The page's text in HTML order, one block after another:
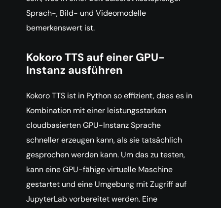
Sprach-, Bild- und Videomodelle
bemerkenswert ist.
Kokoro TTS auf einer GPU-
Instanz ausführen
Kokoro TTS ist in Python so effizient, dass es in
Kombination mit einer leistungsstarken
cloudbasierten GPU-Instanz Sprache
schneller erzeugen kann, als sie tatsächlich
gesprochen werden kann. Um das zu testen,
kann eine GPU-fähige virtuelle Maschine
gestartet und eine Umgebung mit Zugriff auf
JupyterLab vorbereitet werden. Eine